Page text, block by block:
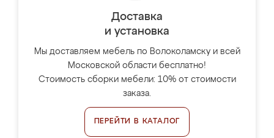
Доставка
и установка
Мы доставляем мебель по Волоколамску и всей
Московской области бесплатно!
Стоимость сборки мебели: 10% от стоимости
заказа.
ПЕРЕЙТИ В КАТАЛОГ